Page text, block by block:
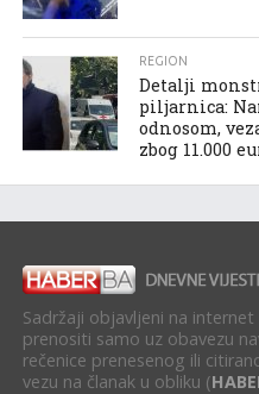
REGION
Detalji
piljarnica:
odnosom,
zbog 11.000
Sadržaji objavljeni na
prenositi samo uz obavezu
rečenice prenesenog ili
vezu na članak u obliku (